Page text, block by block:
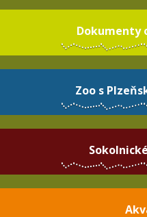
Dokumenty
Zoo s